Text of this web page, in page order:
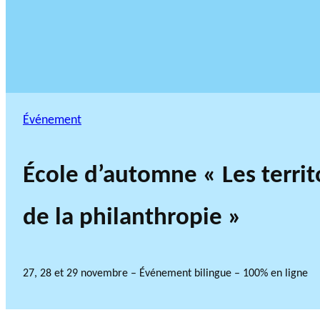
Événement
École d’automne « Les
de la philanthropie »
27, 28 et 29 novembre – Événement bilingue – 100% en ligne